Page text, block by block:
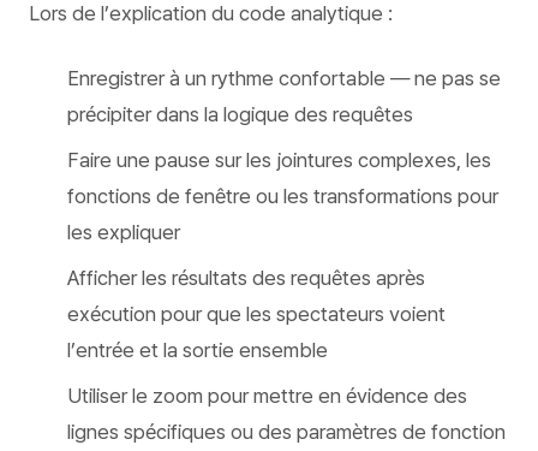
Lors de l’explication du code analytique :
Enregistrer à un rythme confortable — ne pas se
précipiter dans la logique des requêtes
Faire une pause sur les jointures complexes, les
fonctions de fenêtre ou les transformations pour
les expliquer
Afficher les résultats des requêtes après
exécution pour que les spectateurs voient
l’entrée et la sortie ensemble
Utiliser le zoom pour mettre en évidence des
lignes spécifiques ou des paramètres de fonction